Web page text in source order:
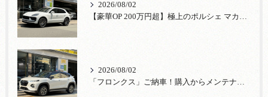
2026/08/02
【豪華OP 200万円超】極上のポルシェ マカンが入荷！注目のオプション装備
2026/08/02
「フロンクス」ご納車！購入からメンテナンス・リコールまで！宮口自動車